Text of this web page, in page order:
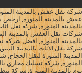
شركة نقل عفش بالمدينة
عفش بالمدينة المنورة, ارخص
بالمدينة المنورة, شركة نقل
شركات نقل العفش بالمدينه
بالمدينة المنورة, افضل
شركة نقل الاثاث بالمدينة
المدينة المنورة لنقل
المنوره, شركة تسليك مجاري
نوم بالمدينة المنورة, شركة